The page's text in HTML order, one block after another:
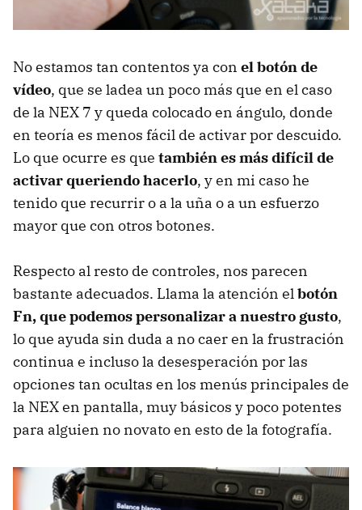
No estamos tan contentos ya con el botón de
vídeo, que se ladea un poco más que en el caso
de la NEX 7 y queda colocado en ángulo, donde
en teoría es menos fácil de activar por descuido.
Lo que ocurre es que también es más difícil de
activar queriendo hacerlo, y en mi caso he
tenido que recurrir o a la uña o a un esfuerzo
mayor que con otros botones.
Respecto al resto de controles, nos parecen
bastante adecuados. Llama la atención elbotón
Fn, que podemos personalizar a nuestro gusto,
lo que ayuda sin duda a no caer en la frustración
continua e incluso la desesperación por las
opciones tan ocultas en los menús principales de
la NEX en pantalla, muy básicos y poco potentes
para alguien no novato en esto de la fotografía.